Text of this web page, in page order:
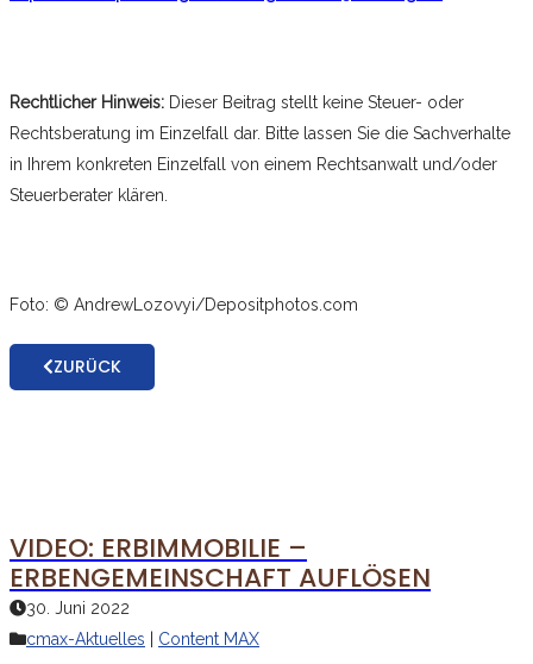
Rechtlicher Hinweis: Dieser Beitrag stellt keine Steuer- oder
Rechtsberatung im Einzelfall dar. Bitte lassen Sie die Sachverhalte
in Ihrem konkreten Einzelfall von einem Rechtsanwalt und/oder
Steuerberater klären.
Foto: © AndrewLozovyi/Depositphotos.com
ZURÜCK
VIDEO: ERBIMMOBILIE –
ERBENGEMEINSCHAFT AUFLÖSEN
30. Juni 2022
cmax-Aktuelles
Content MAX